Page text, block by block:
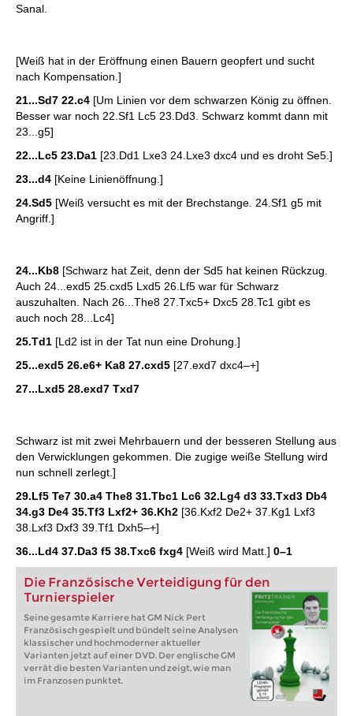
Sanal.
[Weiß hat in der Eröffnung einen Bauern geopfert und sucht
nach Kompensation.]
21...Sd7 22.c4 [Um Linien vor dem schwarzen König zu öffnen.
Besser war noch 22.Sf1 Lc5 23.Dd3. Schwarz kommt dann mit
23...g5]
22...Lc5 23.Da1 [23.Dd1 Lxe3 24.Lxe3 dxc4 und es droht Se5.]
23...d4 [Keine Linienöffnung.]
24.Sd5 [Weiß versucht es mit der Brechstange. 24.Sf1 g5 mit
Angriff.]
24...Kb8 [Schwarz hat Zeit, denn der Sd5 hat keinen Rückzug.
Auch 24...exd5 25.cxd5 Lxd5 26.Lf5 war für Schwarz
auszuhalten. Nach 26...The8 27.Txc5+ Dxc5 28.Tc1 gibt es
auch noch 28...Lc4]
25.Td1 [Ld2 ist in der Tat nun eine Drohung.]
25...exd5 26.e6+ Ka8 27.cxd5 [27.exd7 dxc4–+]
27...Lxd5 28.exd7 Txd7
Schwarz ist mit zwei Mehrbauern und der besseren Stellung aus
den Verwicklungen gekommen. Die zugige weiße Stellung wird
nun schnell zerlegt.]
29.Lf5 Te7 30.a4 The8 31.Tbc1 Lc6 32.Lg4 d3 33.Txd3 Db4
34.g3 De4 35.Tf3 Lxf2+ 36.Kh2 [36.Kxf2 De2+ 37.Kg1 Lxf3
38.Lxf3 Dxf3 39.Tf1 Dxh5–+]
36...Ld4 37.Da3 f5 38.Txc6 fxg4 [Weiß wird Matt.] 0–1
Die Französische Verteidigung für den
Turnierspieler
Seine gesamte Karriere hat GM Nick Pert
Französisch gespielt und bündelt seine Analysen
klassischer und hochmoderner aktueller
Varianten jetzt auf einer DVD. Der englische GM
verrät die besten Varianten und zeigt, wie man
im Franzosen punktet.